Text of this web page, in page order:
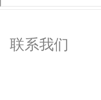
联系我们